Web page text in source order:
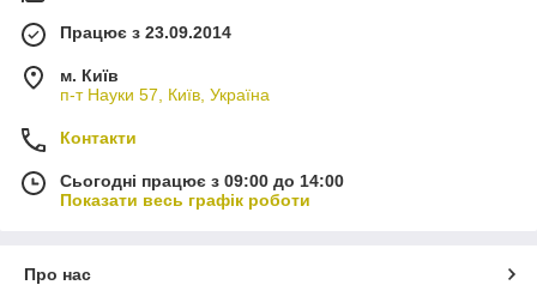
Працює з 23.09.2014
м. Київ
п-т Науки 57, Київ, Україна
Контакти
Сьогодні працює з 09:00 до 14:00
Показати весь графік роботи
Про нас